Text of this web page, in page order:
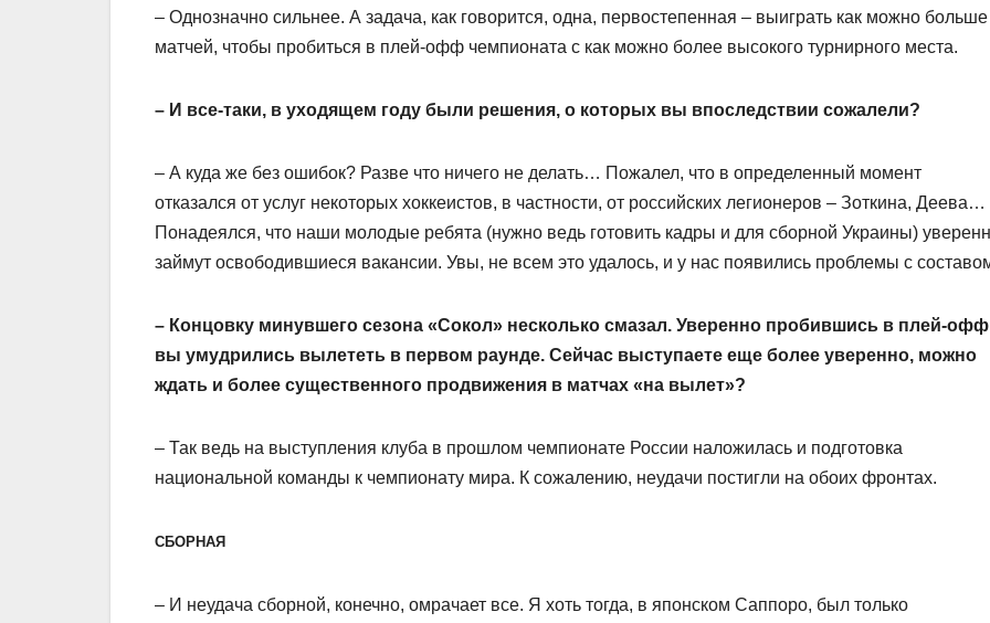
– Однозначно сильнее. А задача, как говорится, одна, первостепенная – выиграть как можно больше
матчей, чтобы пробиться в плей-офф чемпионата с как можно более высокого турнирного места.
– И все-таки, в уходящем году были решения, о которых вы впоследствии сожалели?
– А куда же без ошибок? Разве что ничего не делать… Пожалел, что в определенный момент
отказался от услуг некоторых хоккеистов, в частности, от российских легионеров – Зоткина, Деева…
Понадеялся, что наши молодые ребята (нужно ведь готовить кадры и для сборной Украины)
займут освободившиеся вакансии. Увы, не всем это удалось, и у нас появились проблемы с
– Концовку минувшего сезона «Сокол» несколько смазал. Уверенно пробившись в плей-
вы умудрились вылететь в первом раунде. Сейчас выступаете еще более уверенно, можно
ждать и более существенного продвижения в матчах «на вылет»?
– Так ведь на выступления клуба в прошлом чемпионате России наложилась и подготовка
национальной команды к чемпионату мира. К сожалению, неудачи постигли на обоих фронтах.
СБОРНАЯ
– И неудача сборной, конечно, омрачает все. Я хоть тогда, в японском Саппоро, был только